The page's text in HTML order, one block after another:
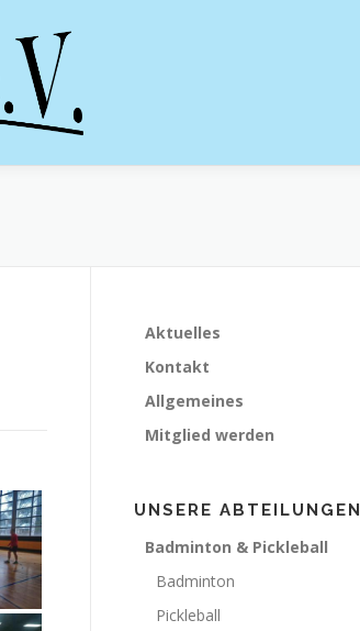
Aktuelles
Kontakt
Allgemeines
Mitglied werden
UNSERE ABTEILUNGEN
Badminton & Pickleball
Badminton
Pickleball